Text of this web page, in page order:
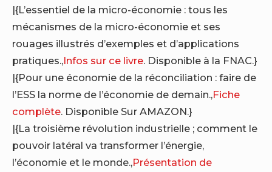
|{L’essentiel de la micro-économie : tous les
mécanismes de la micro-économie et ses
rouages illustrés d’exemples et d’applications
pratiques.,Infos sur ce livre. Disponible à la FNAC.}
|{Pour une économie de la réconciliation : faire de
l’ESS la norme de l’économie de demain.,Fiche
complète. Disponible Sur AMAZON.}
|{La troisième révolution industrielle ; comment le
pouvoir latéral va transformer l’énergie,
l’économie et le monde.,Présentation de